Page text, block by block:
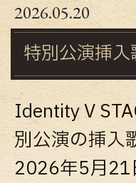
2026.05.20
特別公演挿
Identity V
別公演の挿入
2026年5月21